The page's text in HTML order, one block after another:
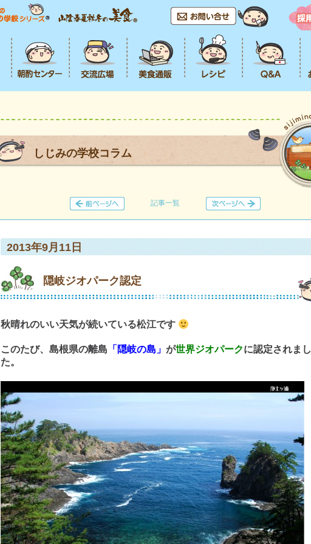
しじみの学校コラム
記事一覧
2013年9月11日
隠岐ジオパーク認定
秋晴れのいい天気が続いている松江です
このたび、島根県の離島 「隠岐の島」 が世界ジオパークに認定されまし
た。